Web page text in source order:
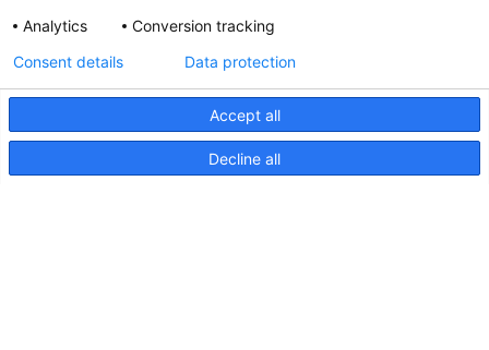
Analytics
Conversion tracking
Accept all
Decline all
Consent details Data protection